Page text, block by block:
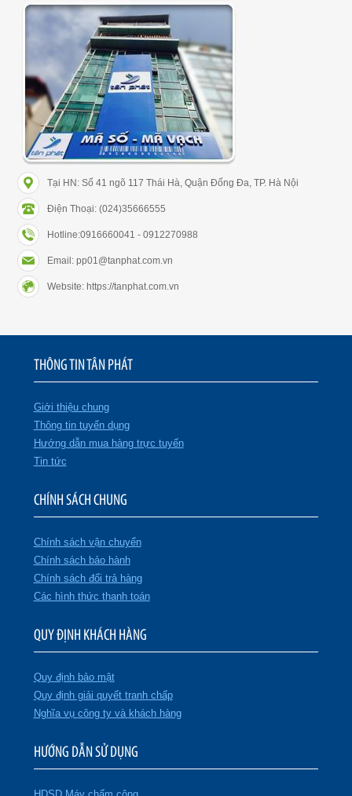
Tại HN: Số 41 ngõ 117 Thái Hà, Quận Đống Đa, TP. Hà Nội
Điện Thoại: (024)35666555
Hotline:0916660041 - 0912270988
Email: pp01@tanphat.com.vn
Website: https://tanphat.com.vn
THÔNG TIN TÂN PHÁT
Giới thiệu chung
Thông tin tuyển dụng
Hướng dẫn mua hàng trực tuyến
Tin tức
CHÍNH SÁCH CHUNG
Chính sách vận chuyển
Chính sách bảo hành
Chính sách đổi trả hàng
Các hình thức thanh toán
QUY ĐỊNH KHÁCH HÀNG
Quy định bảo mật
Quy định giải quyết tranh chấp
Nghĩa vụ công ty và khách hàng
HƯỚNG DẪN SỬ DỤNG